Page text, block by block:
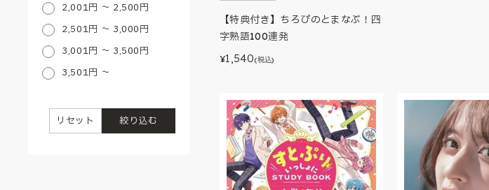
2,001円 ～ 2,500円
2,501円 ～ 3,000円
3,001円 ～ 3,500円
3,501円 ～
絞り込む
リセット
【特典付き】ちろぴのとまなぶ！四
字熟語100連発
¥1,540(税込)